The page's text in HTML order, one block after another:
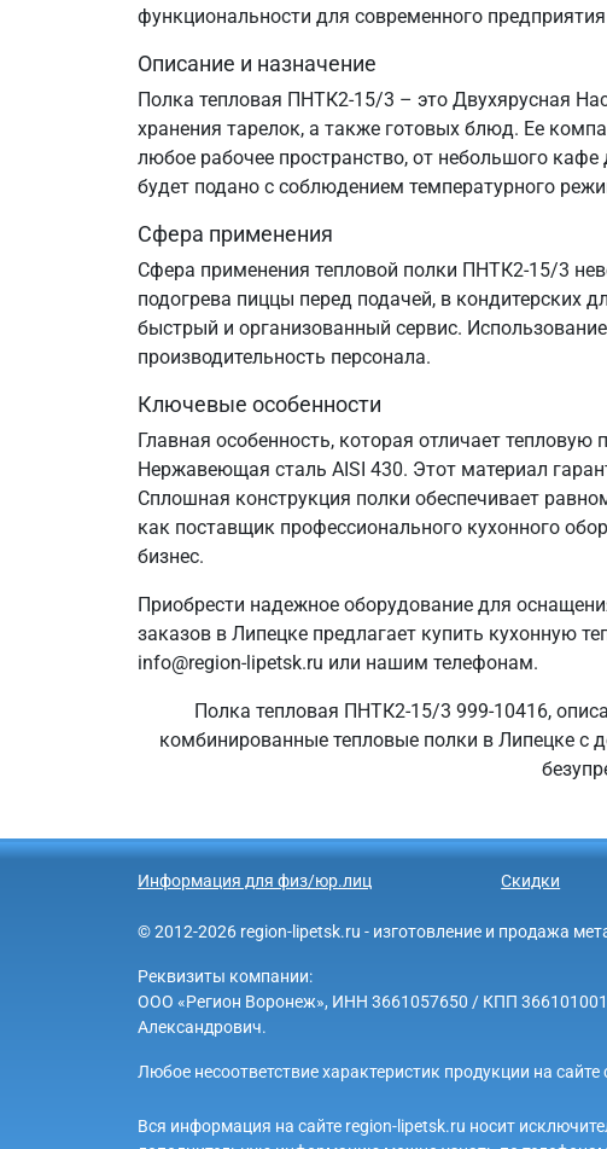
функциональности для современного
Описание и назначение
Полка тепловая ПНТК2-15/3 – это Двухярусная
хранения тарелок, а также готовых блюд. Ее
любое рабочее пространство, от небольшого
будет подано с соблюдением температурного
Сфера применения
Сфера применения тепловой полки ПНТК2-15/3
подогрева пиццы перед подачей, в кондитерских
быстрый и организованный сервис.
производительность персонала.
Ключевые особенности
Главная особенность, которая отличает
Нержавеющая сталь AISI 430. Этот материал
Сплошная конструкция полки обеспечивает
как поставщик профессионального кухонного
бизнес.
Приобрести надежное оборудование для
заказов в Липецке предлагает купить кухонную
info@region-lipetsk.ru или нашим телефонам.
Полка тепловая ПНТК2-15/3 999-10416,
комбинированные тепловые полки в Липецке с
Информация для физ/юр.лиц Скидки
© 2012-2026 region-lipetsk.ru - изготовление и продажа
Реквизиты компании:
ООО «Регион Воронеж», ИНН 3661057650 / КПП
Александрович.
Любое несоответствие характеристик продукции на
Вся информация на сайте region-lipetsk.ru носит